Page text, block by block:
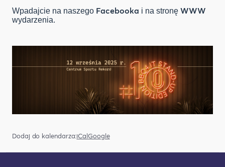
Wpadajcie na naszego Facebooka i na stronę WWW
wydarzenia.
Dodaj do kalendarza:iCalGoogle